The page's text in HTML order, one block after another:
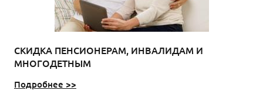
СКИДКА ПЕНСИОНЕРАМ, ИНВАЛИДАМ И
МНОГОДЕТНЫМ
Подробнее >>